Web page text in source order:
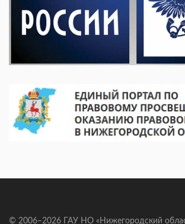
© 2006–2026 ГАУ НО «Нижегородский